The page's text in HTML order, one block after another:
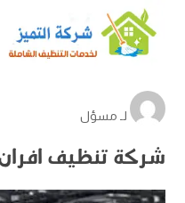
لـ مسؤل
شركة تنظيف افران